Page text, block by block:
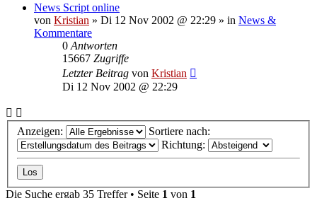
News Script online
von Kristian » Di 12 Nov 2002 @ 22:29 » in News &
Kommentare
0 Antworten
15667 Zugriffe
Letzter Beitrag von Kristian
Di 12 Nov 2002 @ 22:29
Anzeigen:
Sortiere nach:
Richtung:
Die Suche ergab 35 Treffer • Seite 1 von 1